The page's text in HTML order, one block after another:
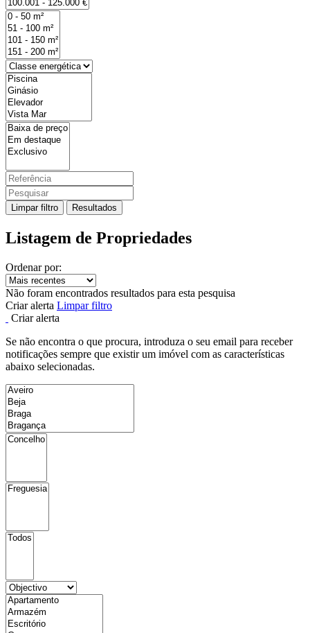
Limpar filtro Resultados
Listagem de Propriedades
Ordenar por:
Não foram encontrados resultados para esta pesquisa
Criar alerta Limpar filtro
Criar alerta
Se não encontra o que procura, introduza o seu email para receber
notificações sempre que existir um imóvel com as características
abaixo selecionadas.